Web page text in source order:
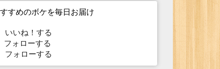
すめのボケを毎日お届け
いいね！する
ォローする
フォローする